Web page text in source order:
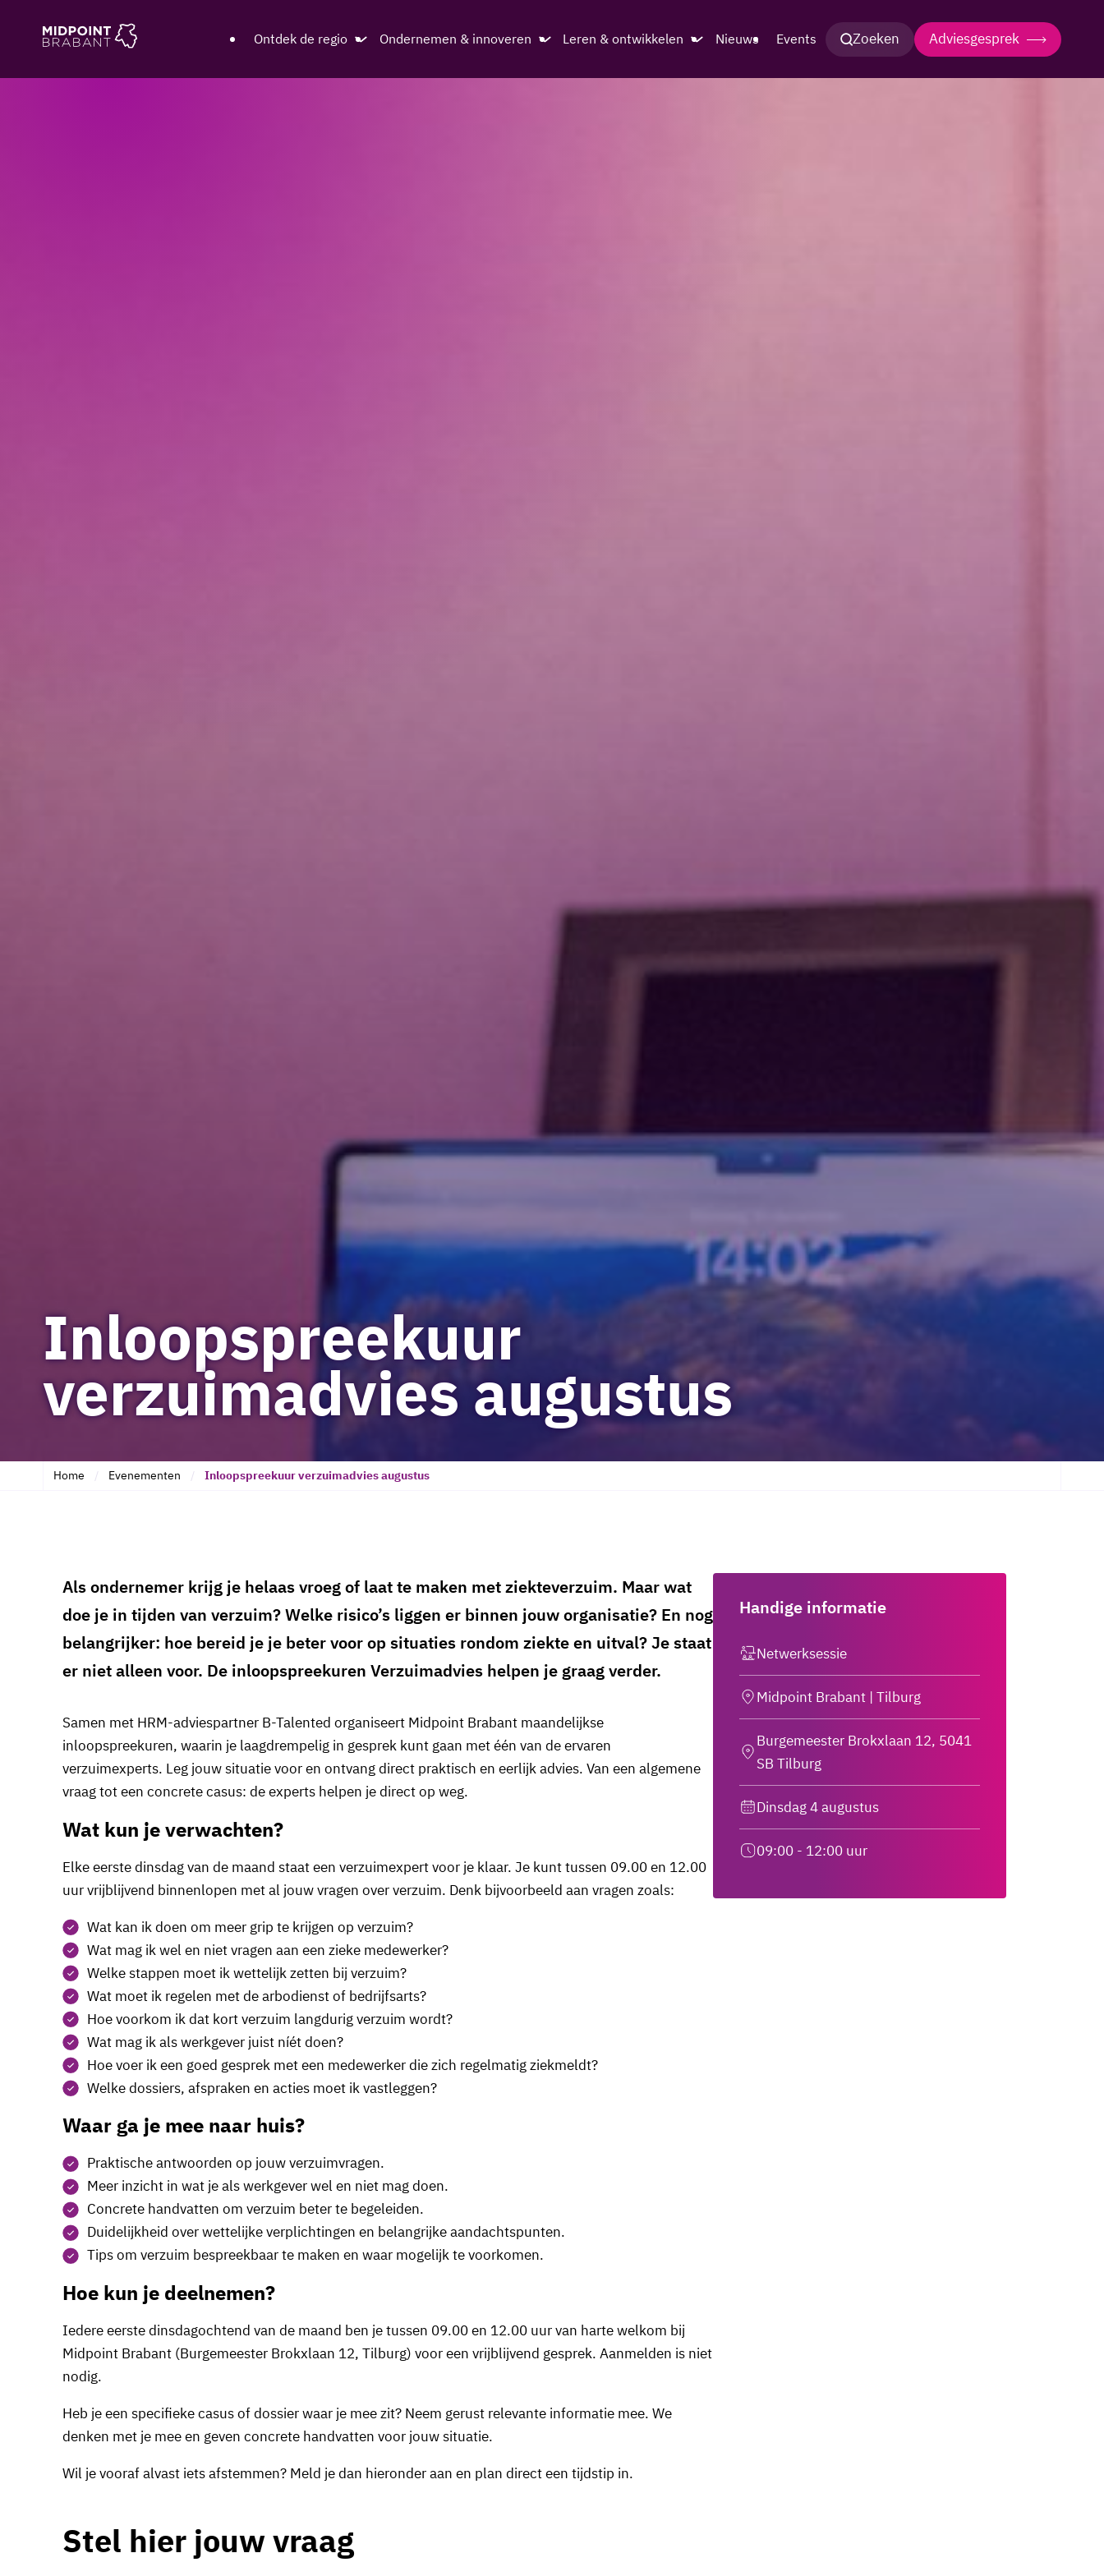
Ontdek de regio Ondernemen & innoveren Leren & ontwikkelen Nieuws Events Zoeken Adviesgesprek
Inloopspreekuur
verzuimadvies augustus
Home Evenementen Inloopspreekuur verzuimadvies augustus
Als ondernemer krijg je helaas vroeg of laat te maken met ziekteverzuim. Maar wat
doe je in tijden van verzuim? Welke risico’s liggen er binnen jouw organisatie? En nog
belangrijker: hoe bereid je je beter voor op situaties rondom ziekte en uitval? Je staat
er niet alleen voor. De inloopspreekuren Verzuimadvies helpen je graag verder.
Samen met HRM-adviespartner B-Talented organiseert Midpoint Brabant maandelijkse
inloopspreekuren, waarin je laagdrempelig in gesprek kunt gaan met één van de ervaren
verzuimexperts. Leg jouw situatie voor en ontvang direct praktisch en eerlijk advies. Van een algemene
vraag tot een concrete casus: de experts helpen je direct op weg.
Wat kun je verwachten?
Elke eerste dinsdag van de maand staat een verzuimexpert voor je klaar. Je kunt tussen 09.00 en 12.00
uur vrijblijvend binnenlopen met al jouw vragen over verzuim. Denk bijvoorbeeld aan vragen zoals:
Wat kan ik doen om meer grip te krijgen op verzuim?
Wat mag ik wel en niet vragen aan een zieke medewerker?
Welke stappen moet ik wettelijk zetten bij verzuim?
Wat moet ik regelen met de arbodienst of bedrijfsarts?
Hoe voorkom ik dat kort verzuim langdurig verzuim wordt?
Wat mag ik als werkgever juist níét doen?
Hoe voer ik een goed gesprek met een medewerker die zich regelmatig ziekmeldt?
Welke dossiers, afspraken en acties moet ik vastleggen?
Waar ga je mee naar huis?
Praktische antwoorden op jouw verzuimvragen.
Meer inzicht in wat je als werkgever wel en niet mag doen.
Concrete handvatten om verzuim beter te begeleiden.
Duidelijkheid over wettelijke verplichtingen en belangrijke aandachtspunten.
Tips om verzuim bespreekbaar te maken en waar mogelijk te voorkomen.
Hoe kun je deelnemen?
Iedere eerste dinsdagochtend van de maand ben je tussen 09.00 en 12.00 uur van harte welkom bij
Midpoint Brabant (Burgemeester Brokxlaan 12, Tilburg) voor een vrijblijvend gesprek. Aanmelden is niet
nodig.
Heb je een specifieke casus of dossier waar je mee zit? Neem gerust relevante informatie mee. We
denken met je mee en geven concrete handvatten voor jouw situatie.
Wil je vooraf alvast iets afstemmen? Meld je dan hieronder aan en plan direct een tijdstip in.
Handige informatie
Netwerksessie
Midpoint Brabant | Tilburg
Burgemeester Brokxlaan 12, 5041
SB Tilburg
Dinsdag 4 augustus
09:00 - 12:00 uur
Stel hier jouw vraag